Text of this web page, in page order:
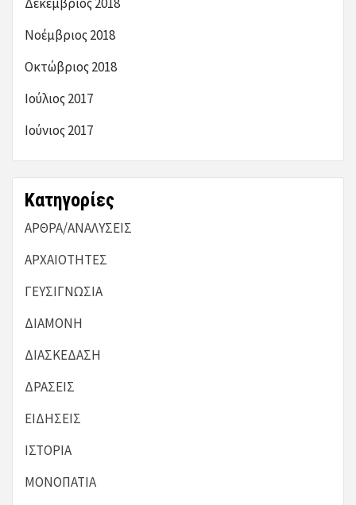
Νοέμβριος 2018
Οκτώβριος 2018
Ιούλιος 2017
Ιούνιος 2017
Kατηγορίες
ΑΡΘΡΑ/ΑΝΑΛΥΣΕΙΣ
ΑΡΧΑΙΟΤΗΤΕΣ
ΓΕΥΣΙΓΝΩΣΙΑ
ΔΙΑΜΟΝΗ
ΔΙΑΣΚΕΔΑΣΗ
ΔΡΑΣΕΙΣ
ΕΙΔΗΣΕΙΣ
ΙΣΤΟΡΙΑ
ΜΟΝΟΠΑΤΙΑ